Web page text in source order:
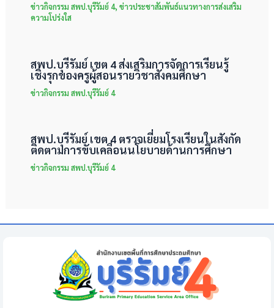
ข่าวกิจกรรม สพป.บุรีรัมย์ 4, ข่าวประชาสัมพันธ์แนวทางการส่งเสริม
ความโปร่งใส
สพป.บุรีรัมย์ เขต 4 ส่งเสริมการจัดการเรียนรู้
เชิงรุกของครูผู้สอนรายวิชาสังคมศึกษา
ข่าวกิจกรรม สพป.บุรีรัมย์ 4
สพป.บุรีรัมย์ เขต 4 ตรวจเยี่ยมโรงเรียนในสังกัด
ติดตามการขับเคลื่อนนโยบายด้านการศึกษา
ข่าวกิจกรรม สพป.บุรีรัมย์ 4